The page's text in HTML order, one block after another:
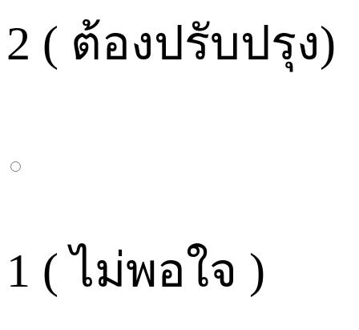
2 ( ต้องปรับปรุง)
1 ( ไม่พอใจ )